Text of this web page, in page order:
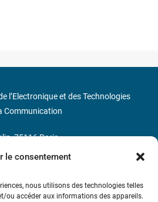
le consentement
nous utilisons des technologies telles
ou accéder aux informations des appareils.
l’Electronique et des Technologies
Communication
75116 Paris
6 et « Iéna » Ligne 9
37 17